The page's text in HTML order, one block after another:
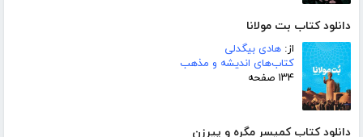
دانلود کتاب بت مولانا
از: هادی بیگدلی
کتاب‌های اندیشه و مذهب
۱۳۴ صفحه
دانلود کتاب کمیسر مگره و پیرزن